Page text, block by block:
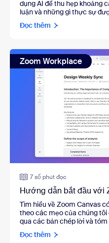
dụng AI để thu hẹp khoảng
luận và những gì thực sự
Đọc thêm
Zoom Workplace
7 số phút đọc
Hướng dẫn bắt đầu với
Tìm hiểu về Zoom Canvas
theo các mẹo của chúng
qua các bản chép lời và tóm
Đọc thêm